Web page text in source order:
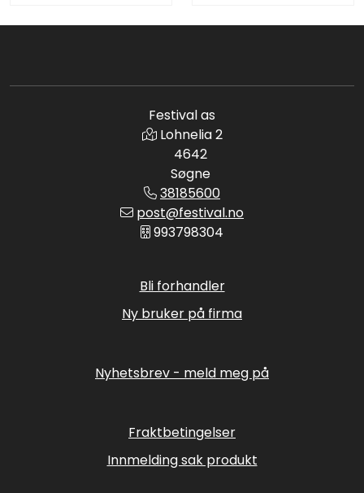
Festival as
Lohnelia 2
4642
Søgne
38185600
post@festival.no
993798304
Bli forhandler
Ny bruker på firma
Nyhetsbrev - meld meg på
Fraktbetingelser
Innmelding sak produkt